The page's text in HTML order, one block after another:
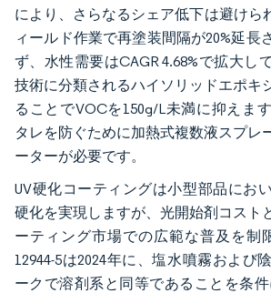
により、さらなるシェア低下は避けら
ィールド作業で再塗装間隔が20%延長
ず、水性需要はCAGR 4.68%で拡大し
技術に分類されるハイソリッドエポキ
ることでVOCを150g/L未満に抑えま
タレを防ぐために加熱式複数液スプレ
ーターが必要です。
UV硬化コーティングは小型部品にお
硬化を実現しますが、光開始剤コスト
ーティング市場での広範な普及を制
12944-5は2024年に、塩水噴霧および
ークで溶剤系と同等であることを条